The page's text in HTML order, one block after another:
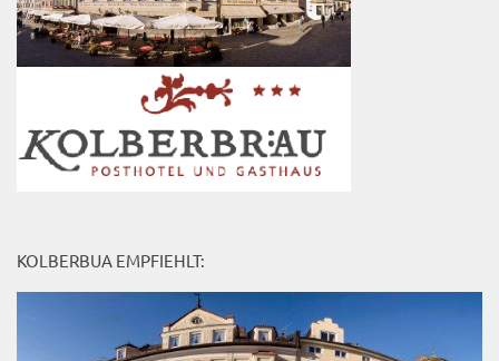
KOLBERBUA EMPFIEHLT: